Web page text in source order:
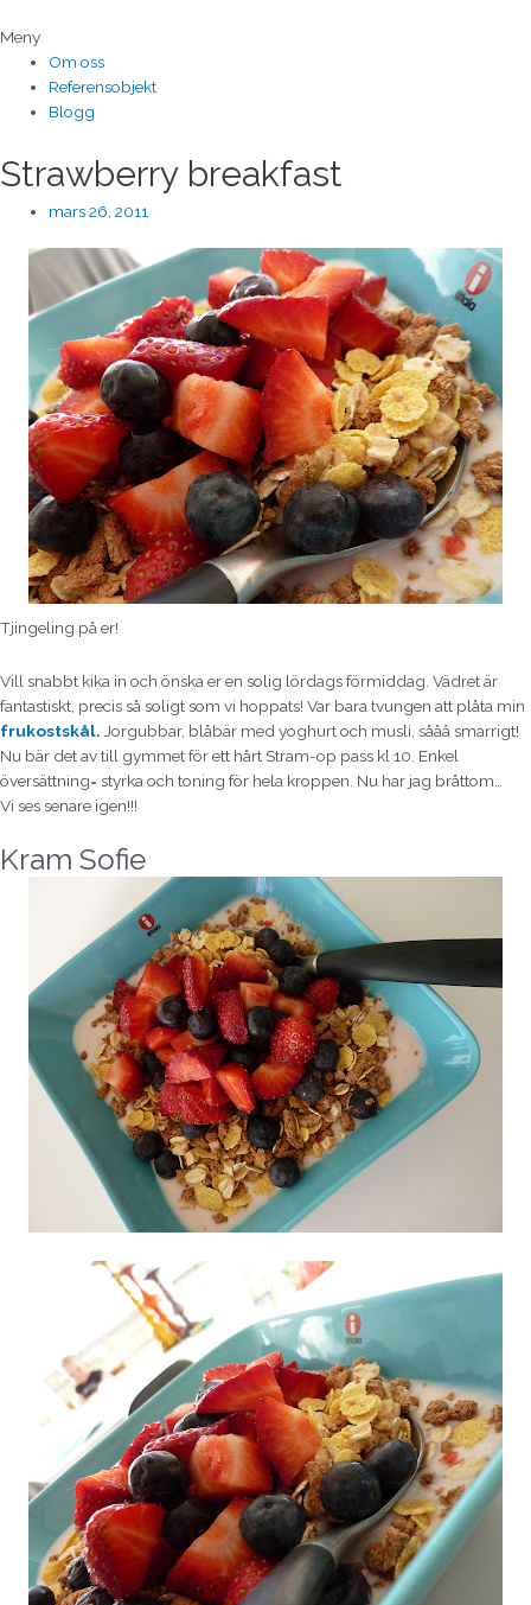
till
innehåll
Meny
Om oss
Referensobjekt
Blogg
Strawberry breakfast
mars 26, 2011
Tjingeling på er!
Vill snabbt kika in och önska er en solig lördags förmiddag. Vädret är
fantastiskt, precis så soligt som vi hoppats! Var bara tvungen att plåta min
frukostskål. Jorgubbar, blåbär med yoghurt och musli, sååå smarrigt!
Nu bär det av till gymmet för ett hårt Stram-op pass kl 10. Enkel
översättning= styrka och toning för hela kroppen. Nu har jag bråttom…
Vi ses senare igen!!!
Kram Sofie